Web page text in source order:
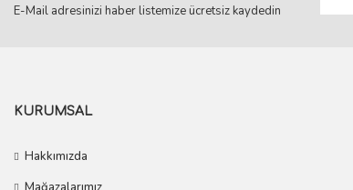
E-Mail adresinizi haber listemize ücretsiz kaydedin
KURUMSAL
Hakkımızda